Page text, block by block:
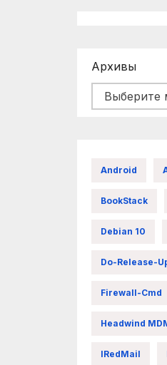
Архивы
Android
BookStack
Debian 10
Do-Release-
Firewall-Cmd
Headwind
IRedMail